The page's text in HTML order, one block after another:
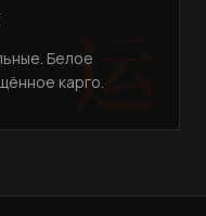
Белое
карго.
运